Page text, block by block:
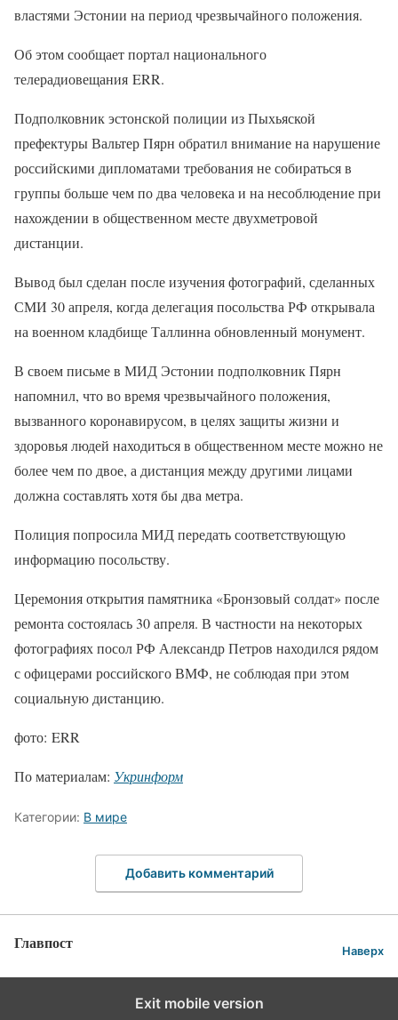
властями Эстонии на период чрезвычайного положения.
Об этом сообщает портал национального
телерадиовещания ERR.
Подполковник эстонской полиции из Пыхьяской
префектуры Вальтер Пярн обратил внимание на нарушение
российскими дипломатами требования не собираться в
группы больше чем по два человека и на несоблюдение при
нахождении в общественном месте двухметровой
дистанции.
Вывод был сделан после изучения фотографий, сделанных
СМИ 30 апреля, когда делегация посольства РФ открывала
на военном кладбище Таллинна обновленный монумент.
В своем письме в МИД Эстонии подполковник Пярн
напомнил, что во время чрезвычайного положения,
вызванного коронавирусом, в целях защиты жизни и
здоровья людей находиться в общественном месте можно не
более чем по двое, а дистанция между другими лицами
должна составлять хотя бы два метра.
Полиция попросила МИД передать соответствующую
информацию посольству.
Церемония открытия памятника «Бронзовый солдат» после
ремонта состоялась 30 апреля. В частности на некоторых
фотографиях посол РФ Александр Петров находился рядом
с офицерами российского ВМФ, не соблюдая при этом
социальную дистанцию.
фото: ERR
По материалам: Укринформ
Категории: В мире
Добавить комментарий
Главпост Наверх
Exit mobile version